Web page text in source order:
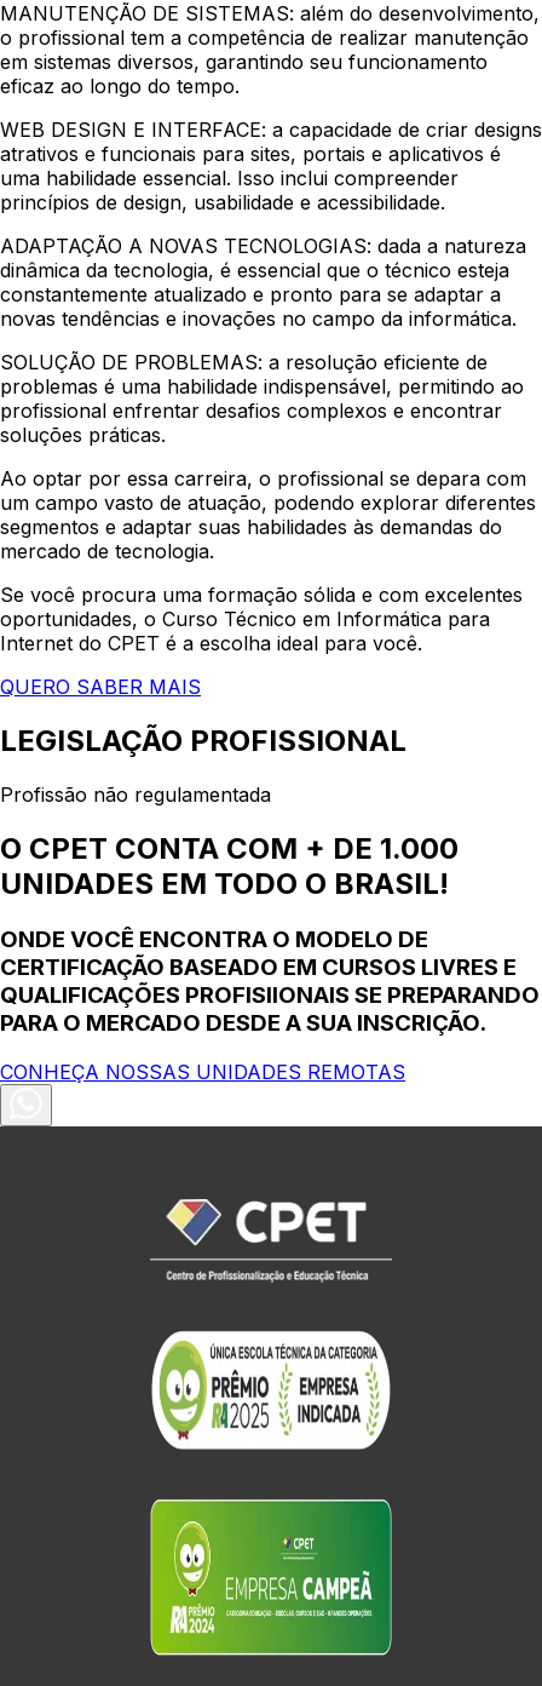
MANUTENÇÃO DE SISTEMAS: além do desenvolvimento,
o profissional tem a competência de realizar manutenção
em sistemas diversos, garantindo seu funcionamento
eficaz ao longo do tempo.
WEB DESIGN E INTERFACE: a capacidade de criar designs
atrativos e funcionais para sites, portais e aplicativos é
uma habilidade essencial. Isso inclui compreender
princípios de design, usabilidade e acessibilidade.
ADAPTAÇÃO A NOVAS TECNOLOGIAS: dada a natureza
dinâmica da tecnologia, é essencial que o técnico esteja
constantemente atualizado e pronto para se adaptar a
novas tendências e inovações no campo da informática.
SOLUÇÃO DE PROBLEMAS: a resolução eficiente de
problemas é uma habilidade indispensável, permitindo ao
profissional enfrentar desafios complexos e encontrar
soluções práticas.
Ao optar por essa carreira, o profissional se depara com
um campo vasto de atuação, podendo explorar diferentes
segmentos e adaptar suas habilidades às demandas do
mercado de tecnologia.
Se você procura uma formação sólida e com excelentes
oportunidades, o Curso Técnico em Informática para
Internet do CPET é a escolha ideal para você.
QUERO SABER MAIS
LEGISLAÇÃO PROFISSIONAL
Profissão não regulamentada
O CPET CONTA COM + DE 1.000
UNIDADES EM TODO O BRASIL!
ONDE VOCÊ ENCONTRA O MODELO DE
CERTIFICAÇÃO BASEADO EM CURSOS LIVRES E
QUALIFICAÇÕES PROFISIIONAIS SE PREPARANDO
PARA O MERCADO DESDE A SUA INSCRIÇÃO.
CONHEÇA NOSSAS UNIDADES REMOTAS